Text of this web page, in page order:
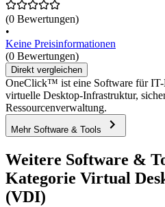
(0 Bewertungen)
•
Keine Preisinformationen
(0 Bewertungen)
Direkt vergleichen
OneClick™ ist eine Software für IT-
virtuelle Desktop-Infrastruktur,
Ressourcenverwaltung.
Mehr Software & Tools
Weitere Software &
Kategorie Virtual
(VDI)